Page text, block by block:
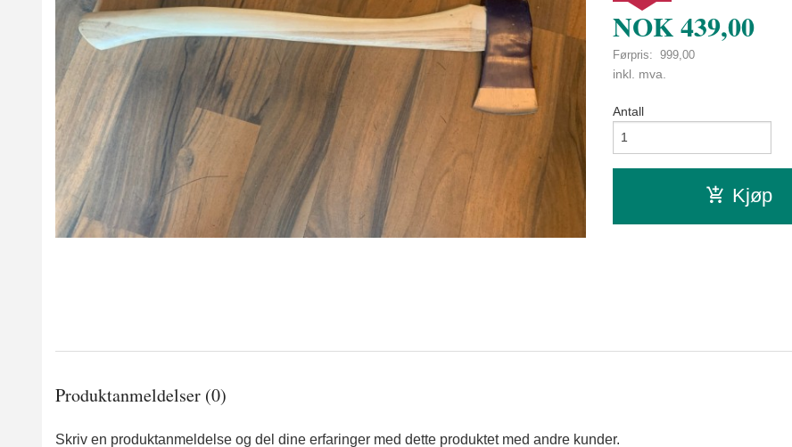
NOK439,00
Førpris: 999,00
Rabatt
inkl. mva.
Antall
Kjøp
Produktanmeldelser (0)
Skriv en produktanmeldelse og del dine erfaringer med dette produktet med andre kunder.